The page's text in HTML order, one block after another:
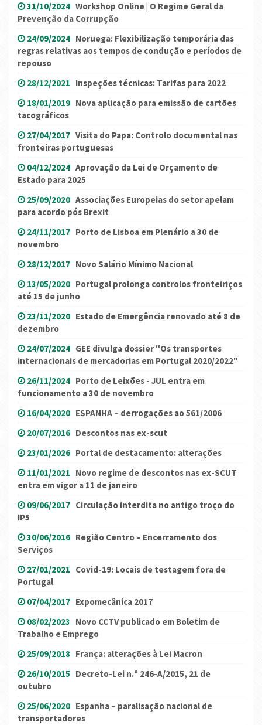
31/10/2024 Workshop Online | O Regime Geral da
Prevenção da Corrupção
24/09/2024 Noruega: Flexibilização temporária das
regras relativas aos tempos de condução e períodos de
repouso
28/12/2021 Inspeções técnicas: Tarifas para 2022
18/01/2019 Nova aplicação para emissão de cartões
tacográficos
27/04/2017 Visita do Papa: Controlo documental nas
fronteiras portuguesas
04/12/2024 Aprovação da Lei de Orçamento de
Estado para 2025
25/09/2020 Associações Europeias do setor apelam
para acordo pós Brexit
24/11/2017 Porto de Lisboa em Plenário a 30 de
novembro
28/12/2017 Novo Salário Mínimo Nacional
13/05/2020 Portugal prolonga controlos fronteiriços
até 15 de junho
23/11/2020 Estado de Emergência renovado até 8 de
dezembro
24/07/2024 GEE divulga dossier "Os transportes
internacionais de mercadorias em Portugal 2020/2022"
26/11/2024 Porto de Leixões - JUL entra em
funcionamento a 30 de novembro
16/04/2020 ESPANHA – derrogações ao 561/2006
20/07/2016 Descontos nas ex-scut
23/01/2026 Portal de destacamento: alterações
11/01/2021 Novo regime de descontos nas ex-SCUT
entra em vigor a 11 de janeiro
09/06/2017 Circulação interdita no antigo troço do
IP5
30/06/2016 Região Centro – Encerramento dos
Serviços
27/01/2021 Covid-19: Locais de testagem fora de
Portugal
07/04/2017 Expomecânica 2017
08/02/2023 Novo CCTV publicado em Boletim de
Trabalho e Emprego
25/09/2018 França: alterações à Lei Macron
26/10/2015 Decreto-Lei n.º 246-A/2015, 21 de
outubro
25/06/2020 Espanha – paralisação nacional de
transportadores